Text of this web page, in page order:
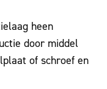
heen
door middel
of schroef en